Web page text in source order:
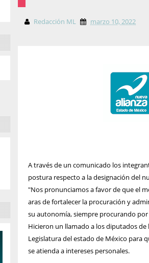
Redacción ML marzo 10, 2022
A través de un comunicado los
postura respecto a la designación del
"Nos pronunciamos a favor de que el
aras de fortalecer la procuración y
su autonomía, siempre procurando por
Hicieron un llamado a los diputados
Legislatura del estado de México para
se atienda a intereses personales.